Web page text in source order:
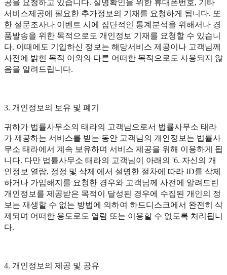
공을 요청하고 있습니다. 실명확인을 위한 휴대폰번호, 기타
서비스제공에 필요한 추가정보의 기재를 요청하게 됩니다. 또
한 설문조사나 이벤트 시에 집단적인 통계분석을 위해서나 경
품발송을 위한 목적으로도 개인정보 기재를 요청할 수 있습니
다. 이때에도 기입하신 정보는 해당서비스 제공이나 고객님께
사전에 밝힌 목적 이외의 다른 어떠한 목적으로도 사용되지 않
음을 알려드립니다.
3. 개인정보의 보유 및 폐기
귀하가 법률사무소의 태라의 고객님으로서 법률사무소 태라
가 제공하는 서비스를 받는 동안 고객님의 개인정보는 법률사
무소 태라에서 계속 보유하며 서비스 제공을 위해 이용하게 됩
니다. 다만 법률사무소 태라의 고객님이 아래의 '6. 자신의 개
인정보 열람, 정정 및 삭제'에서 설명한 절차에 따라 ID를 삭제
하거나 가입해지를 요청한 경우와 고객님께 사전에 알려드린
개인정보를 제공받은 목적이 달성된 경우에 수집된 개인의 정
보는 재생할 수 없는 방법에 의하여 하드디스크에서 완전히 삭
제되며 어떠한 용도로도 열람 또는 이용할 수 없도록 처리됩니
다.
4. 개인정보의 제공 및 공유